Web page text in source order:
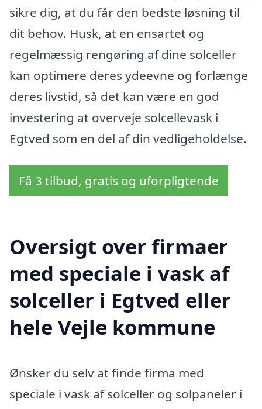
sikre dig, at du får den bedste løsning til
dit behov. Husk, at en ensartet og
regelmæssig rengøring af dine solceller
kan optimere deres ydeevne og forlænge
deres livstid, så det kan være en god
investering at overveje solcellevask i
Egtved som en del af din vedligeholdelse.
Få 3 tilbud, gratis og uforpligtende
Oversigt over firmaer
med speciale i vask af
solceller i Egtved eller
hele Vejle kommune
Ønsker du selv at finde firma med
speciale i vask af solceller og solpaneler i